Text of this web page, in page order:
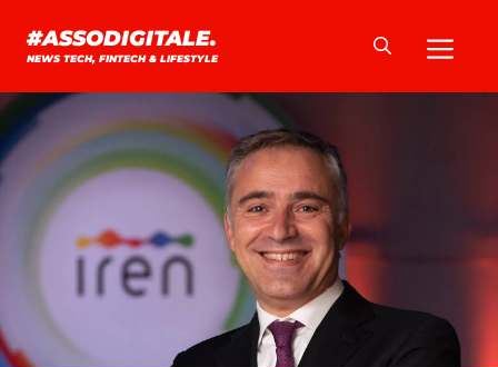
#ASSODIGITALE.
NEWS TECH, FINTECH & LIFESTYLE